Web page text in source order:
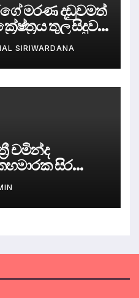
මරණ දඩුවමත්
තුල සිදුව
SIRIWARDANA
චමින්ද
සිර